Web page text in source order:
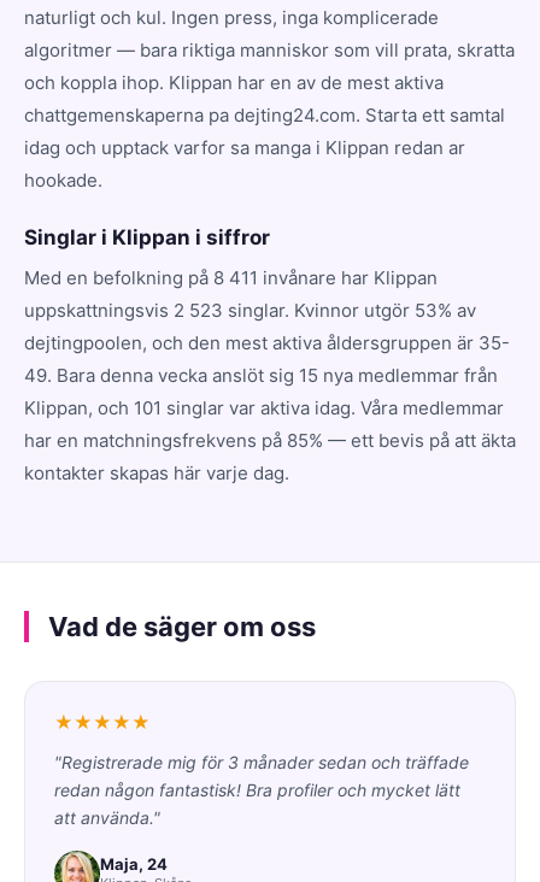
naturligt och kul. Ingen press, inga komplicerade
algoritmer — bara riktiga manniskor som vill prata, skratta
och koppla ihop. Klippan har en av de mest aktiva
chattgemenskaperna pa dejting24.com. Starta ett samtal
idag och upptack varfor sa manga i Klippan redan ar
hookade.
Singlar i Klippan i siffror
Med en befolkning på 8 411 invånare har Klippan
uppskattningsvis 2 523 singlar. Kvinnor utgör 53% av
dejtingpoolen, och den mest aktiva åldersgruppen är 35-
49. Bara denna vecka anslöt sig 15 nya medlemmar från
Klippan, och 101 singlar var aktiva idag. Våra medlemmar
har en matchningsfrekvens på 85% — ett bevis på att äkta
kontakter skapas här varje dag.
Vad de säger om oss
★★★★★
"Registrerade mig för 3 månader sedan och träffade
redan någon fantastisk! Bra profiler och mycket lätt
att använda."
Maja, 24